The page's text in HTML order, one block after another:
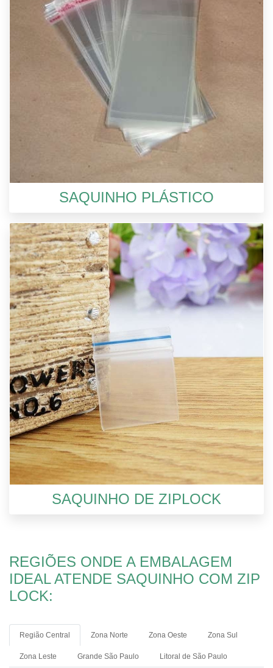
SAQUINHO PLÁSTICO
SAQUINHO DE ZIPLOCK
REGIÕES ONDE A EMBALAGEM
IDEAL ATENDE SAQUINHO COM ZIP
LOCK:
Região Central Zona Norte Zona Oeste Zona Sul
Zona Leste Grande São Paulo Litoral de São Paulo